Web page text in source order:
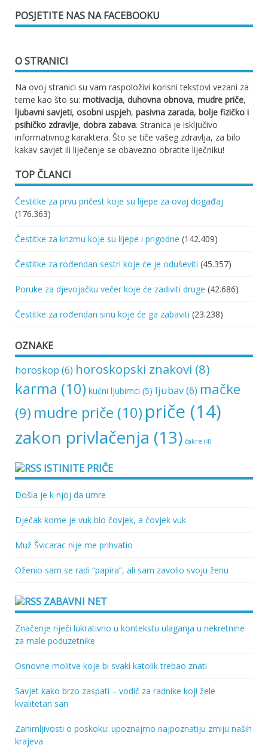
POSJETITE NAS NA FACEBOOKU
O STRANICI
Na ovoj stranici su vam raspoloživi korisni tekstovi vezani za
teme kao što su: motivacija, duhovna obnova, mudre priče,
ljubavni savjeti, osobni uspjeh, pasivna zarada, bolje fizičko i
psihičko zdravlje, dobra zabava. Stranica je isključivo
informativnog karaktera. Što se tiče vašeg zdravlja, za bilo
kakav savjet ili liječenje se obavezno obratite liječniku!
TOP ČLANCI
Čestitke za prvu pričest koje su lijepe za ovaj događaj
(176.363)
Čestitke za krizmu koje su lijepe i prigodne (142.409)
Čestitke za rođendan sestri koje će je oduševiti (45.357)
Poruke za djevojačku večer koje će zadiviti druge (42.686)
Čestitke za rođendan sinu koje će ga zabaviti (23.238)
OZNAKE
horoskop (6) horoskopski znakovi (8)
karma (10) kućni ljubimci (5) ljubav(6) mačke
(9) mudre priče (10) priče (14)
zakon privlačenja (13) čakre (4)
ISTINITE PRIČE
Došla je k njoj da umre
Dječak kome je vuk bio čovjek, a čovjek vuk
Muž Švicarac nije me prihvatio
Oženio sam se radi “papira”, ali sam zavolio svoju ženu
ZABAVNI NET
Značenje riječi lukrativno u kontekstu ulaganja u nekretnine
za male poduzetnike
Osnovne molitve koje bi svaki katolik trebao znati
Savjet kako brzo zaspati – vodič za radnike koji žele
kvalitetan san
Zanimljivosti o poskoku: upoznajmo najpoznatiju zmiju naših
krajeva